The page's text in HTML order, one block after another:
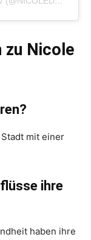
zu Nicole
mit einer
ihre
haben ihre